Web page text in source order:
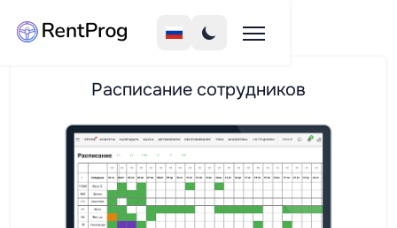
Расписание сотрудников